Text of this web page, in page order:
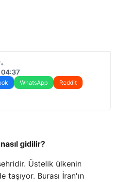
•
WhatsApp
Reddit
gidilir?
Üstelik ülkenin
Burası İran'ın